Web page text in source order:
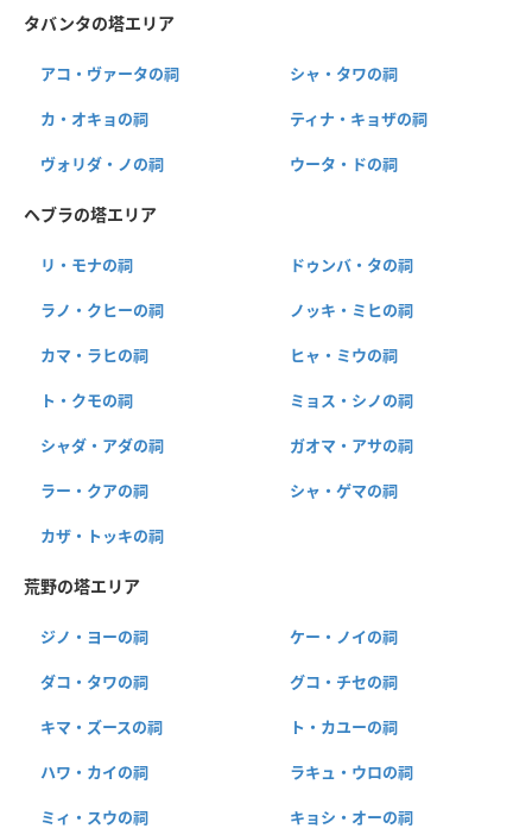
タバンタの塔エリア
アコ・ヴァータの祠 シャ・タワの祠
カ・オキョの祠 ティナ・キョザの祠
ヴォリダ・ノの祠 ウータ・ドの祠
ヘブラの塔エリア
リ・モナの祠 ドゥンバ・タの祠
ラノ・クヒーの祠 ノッキ・ミヒの祠
カマ・ラヒの祠 ヒャ・ミウの祠
ト・クモの祠 ミョス・シノの祠
シャダ・アダの祠 ガオマ・アサの祠
ラー・クアの祠 シャ・ゲマの祠
カザ・トッキの祠
荒野の塔エリア
ジノ・ヨーの祠 ケー・ノイの祠
ダコ・タワの祠 グコ・チセの祠
キマ・ズースの祠 ト・カユーの祠
ハワ・カイの祠 ラキュ・ウロの祠
ミィ・スウの祠 キョシ・オーの祠